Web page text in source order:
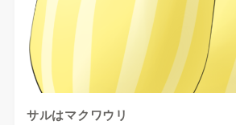
サルはマクワウリ